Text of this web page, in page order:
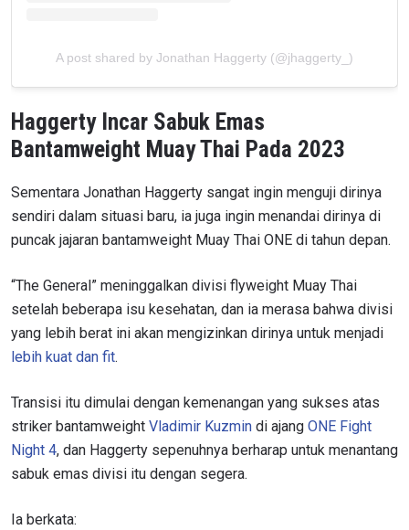
A post shared by Jonathan Haggerty (@jhaggerty_)
Haggerty Incar Sabuk Emas
Bantamweight Muay Thai Pada 2023
Sementara Jonathan Haggerty sangat ingin menguji dirinya
sendiri dalam situasi baru, ia juga ingin menandai dirinya di
puncak jajaran bantamweight Muay Thai ONE di tahun depan.
“The General” meninggalkan divisi flyweight Muay Thai
setelah beberapa isu kesehatan, dan ia merasa bahwa divisi
yang lebih berat ini akan mengizinkan dirinya untuk menjadi
lebih kuat dan fit.
Transisi itu dimulai dengan kemenangan yang sukses atas
striker bantamweight Vladimir Kuzmin di ajang ONE Fight
Night 4, dan Haggerty sepenuhnya berharap untuk menantang
sabuk emas divisi itu dengan segera.
Ia berkata: